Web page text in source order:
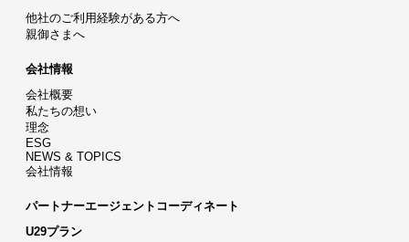
他社のご利用経験がある方へ
親御さまへ
会社情報
会社概要
私たちの想い
理念
ESG
NEWS & TOPICS
会社情報
パートナーエージェントコーディネート
U29プラン